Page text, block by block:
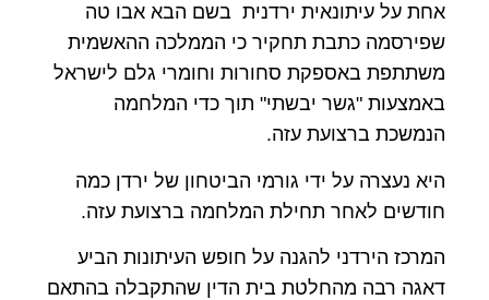
אחת על עיתונאית ירדנית בשם הבא אבו טה
שפירסמה כתבת תחקיר כי הממלכה ההאשמית
משתתפת באספקת סחורות וחומרי גלם לישראל
באמצעות "גשר יבשתי" תוך כדי המלחמה
הנמשכת ברצועת עזה.
היא נעצרה על ידי גורמי הביטחון של ירדן כמה
חודשים לאחר תחילת המלחמה ברצועת עזה.
המרכז הירדני להגנה על חופש העיתונות הביע
דאגה רבה מהחלטת בית הדין שהתקבלה בהתאם